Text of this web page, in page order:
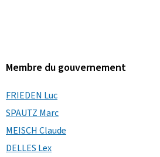
Membre du gouvernement
FRIEDEN Luc
SPAUTZ Marc
MEISCH Claude
DELLES Lex